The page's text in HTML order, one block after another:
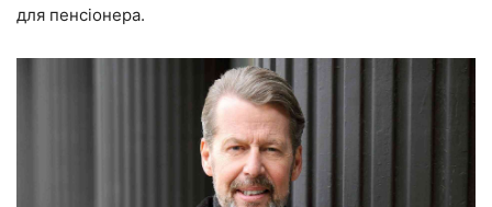
для пенсіонера.